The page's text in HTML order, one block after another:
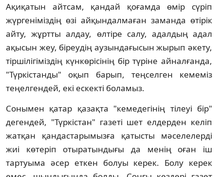
Ақиқатын айтсам, қандай қоғамда өмiр сүрiп
жүргенiмiздiң өзi айқындалмаған заманда өтiрiк
айту, жұртты алдау, өлтiре салу, адалдың адал
ақысын жеу, бiреудiң аузындағысын жырып әкету,
тiршiлiгiмiздiң күнкөрiсiнiң бiр түрiне айналғанда,
"Түркiстанды" оқып барып, теңселген кемемiз
теңелгендей, екi ескектi боламыз.
Сонымен қатар қазақта "кемедегiнiң тiлеуi бiр"
дегендей, "Түркiстан" газетi шет елдерден келiп
жатқан қандастарымызға қатысты мәселелердi
жиi көтерiп отыратындығы да менiң оған iш
тартуыма әсер еткен болуы керек. Болу керек